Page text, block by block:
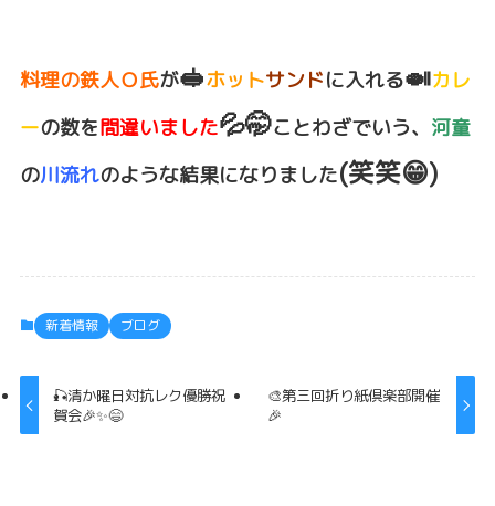
料理の鉄人Ｏ氏が🥪ホットサンドに入れる🍛カレ
ーの数を間違いました💦🤭ことわざでいう、 河童
の川流れのような結果になりました(笑笑😁)
新着情報 ブログ
🎣清か曜日対抗レク優勝祝
賀会🎉✨😄
🎨第三回折り紙倶楽部開催
🎉